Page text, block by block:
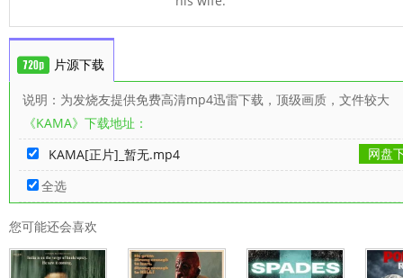
片源下载
说明：为发烧友提供免费高清mp4迅雷下载，顶级画质，文件较大
《KAMA》下载地址：
KAMA[正片]_暂无.mp4
网盘
全选
您可能还会喜欢